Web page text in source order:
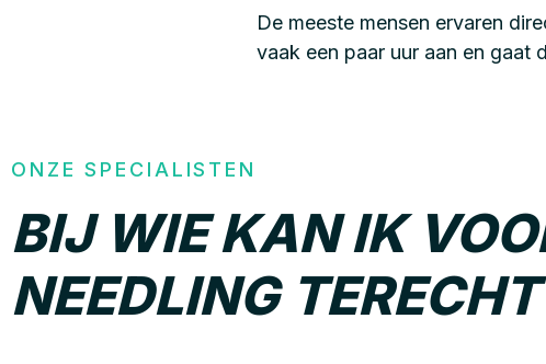
De meeste mensen ervaren
vaak een paar uur aan en gaat
ONZE SPECIALISTEN
BIJ WIE KAN IK
NEEDLING